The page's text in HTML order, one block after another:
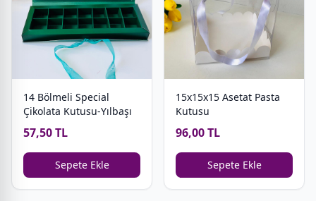
14 Bölmeli Special
Çikolata Kutusu-Yılbaşı
57,50 TL
Sepete Ekle
15x15x15 Asetat Pasta
Kutusu
96,00 TL
Sepete Ekle